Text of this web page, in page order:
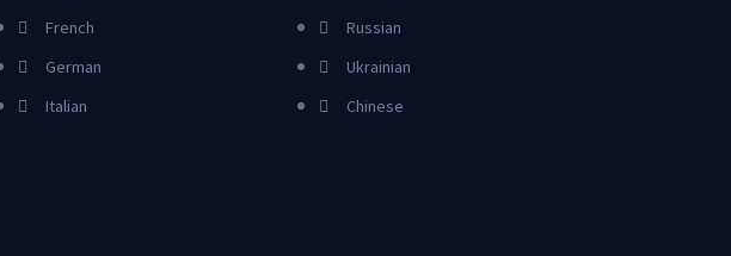
French
German
Italian
Russian
Ukrainian
Chinese